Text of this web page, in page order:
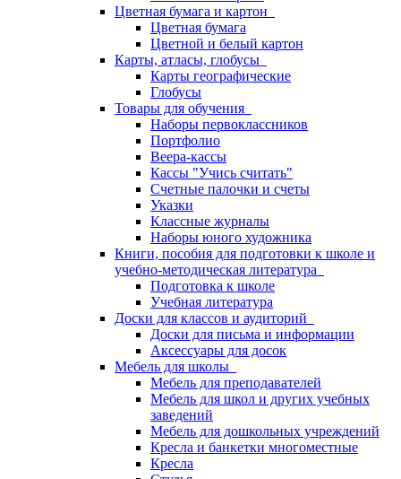
Цветная бумага и картон
Цветная бумага
Цветной и белый картон
Карты, атласы, глобусы
Карты географические
Глобусы
Товары для обучения
Наборы первоклассников
Портфолио
Веера-кассы
Кассы "Учись считать"
Счетные палочки и счеты
Указки
Классные журналы
Наборы юного художника
Книги, пособия для подготовки к школе и
учебно-методическая литература
Подготовка к школе
Учебная литература
Доски для классов и аудиторий
Доски для письма и информации
Аксессуары для досок
Мебель для школы
Мебель для преподавателей
Мебель для школ и других учебных
заведений
Мебель для дошкольных учреждений
Кресла и банкетки многоместные
Кресла